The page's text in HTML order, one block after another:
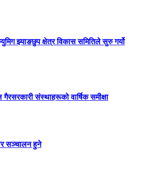
झ्याङछुप क्षेत्र विकास समितिले सुरु गर्यो
संस्थाहरूको वार्षिक समीक्षा
सञ्चालन हुने